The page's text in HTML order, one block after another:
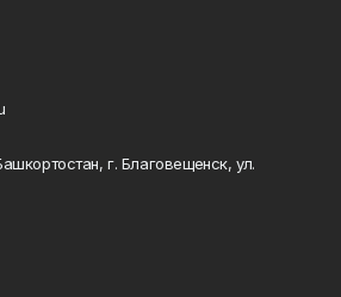
г. Благовещенск, ул.